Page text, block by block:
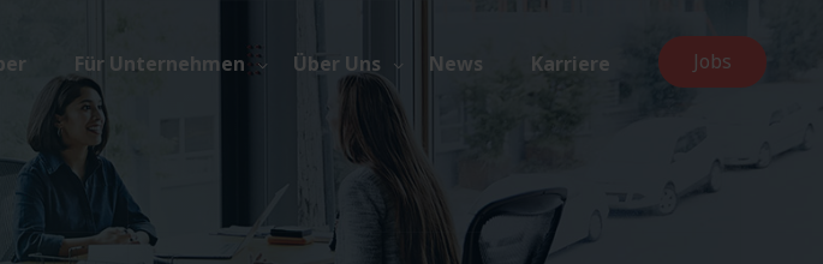
Jobs
Für Unternehmen Über Uns News Karriere